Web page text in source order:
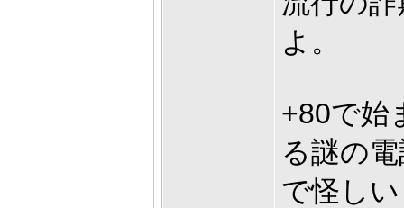
よ。
+80で始
る謎の
で怪し